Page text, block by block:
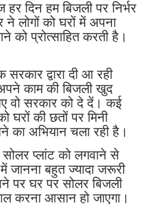
दिन हम बिजली पर निर्भर
लोगों को घरों में अपना
को प्रोत्साहित करती है।
सरकार द्वारा दी आ रही
काम की बिजली खुद
वो सरकार को दे दें। कई
घरों की छतों पर मिनी
का अभियान चला रही है।
प्लांट को लगवाने से
जानना बहुत ज्यादा जरूरी
पर घर पर सोलर बिजली
करना आसान हो जाएगा।